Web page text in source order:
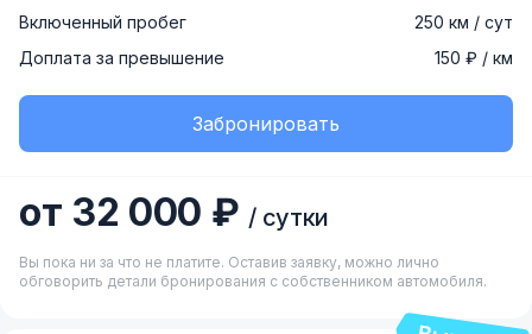
Включенный пробег
250 км / сут
Доплата за превышение
150 ₽ / км
Забронировать
от 32 000 ₽ / сутки
Вы пока ни за что не платите. Оставив заявку, можно лично
обговорить детали бронирования с собственником автомобиля.